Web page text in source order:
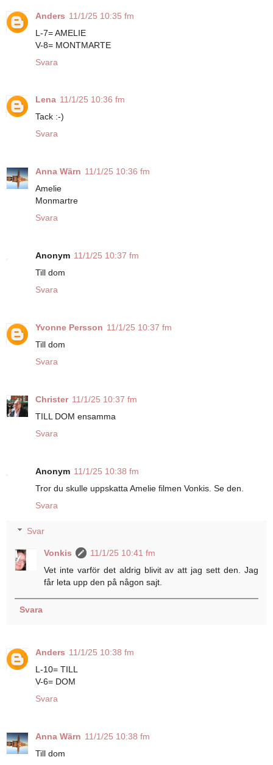
Anders 11/1/25 10:35 fm
L-7= AMELIE
V-8= MONTMARTE
Svara
Lena 11/1/25 10:36 fm
Tack :-)
Svara
Anna Wärn 11/1/25 10:36 fm
Amelie
Monmartre
Svara
Anonym 11/1/25 10:37 fm
Till dom
Svara
Yvonne Persson 11/1/25 10:37 fm
Till dom
Svara
Christer 11/1/25 10:37 fm
TILL DOM ensamma
Svara
Anonym 11/1/25 10:38 fm
Tror du skulle uppskatta Amelie filmen Vonkis. Se den.
Svara
Svar
Vonkis
11/1/25 10:41 fm
Vet inte varför det aldrig blivit av att jag sett den. Jag
får leta upp den på någon sajt.
Svara
Anders 11/1/25 10:38 fm
L-10= TILL
V-6= DOM
Svara
Anna Wärn 11/1/25 10:38 fm
Till dom